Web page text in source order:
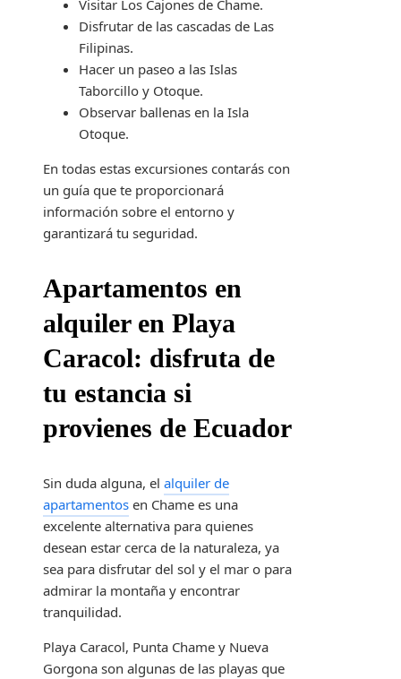
Visitar Los Cajones de Chame.
Disfrutar de las cascadas de Las
Filipinas.
Hacer un paseo a las Islas
Taborcillo y Otoque.
Observar ballenas en la Isla
Otoque.
En todas estas excursiones contarás con
un guía que te proporcionará
información sobre el entorno y
garantizará tu seguridad.
Apartamentos en
alquiler en Playa
Caracol: disfruta de
tu estancia si
provienes de Ecuador
Sin duda alguna, el alquiler de
apartamentos en Chame es una
excelente alternativa para quienes
desean estar cerca de la naturaleza, ya
sea para disfrutar del sol y el mar o para
admirar la montaña y encontrar
tranquilidad.
Playa Caracol, Punta Chame y Nueva
Gorgona son algunas de las playas que